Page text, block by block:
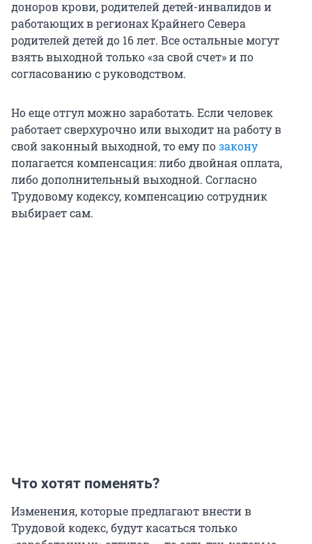
доноров крови, родителей детей-инвалидов и
работающих в регионах Крайнего Севера
родителей детей до 16 лет. Все остальные могут
взять выходной только «за свой счет» и по
согласованию с руководством.
Но еще отгул можно заработать. Если человек
работает сверхурочно или выходит на работу в
свой законный выходной, то ему позакону
полагается компенсация: либо двойная оплата,
либо дополнительный выходной. Согласно
Трудовому кодексу, компенсацию сотрудник
выбирает сам.
Что хотят поменять?
Изменения, которые предлагают внести в
Трудовой кодекс, будут касаться только